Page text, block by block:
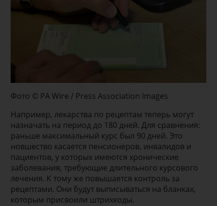
Фото © PA Wire / Press Association Images
Например, лекарства по рецептам теперь могут
назначать на период до 180 дней. Для сравнения:
раньше максимальный курс был 90 дней. Это
новшество касается пенсионеров, инвалидов и
пациентов, у которых имеются хронические
заболевания, требующие длительного курсового
лечения. К тому же повышается контроль за
рецептами. Они будут выписываться на бланках,
которым присвоили штрихкоды.